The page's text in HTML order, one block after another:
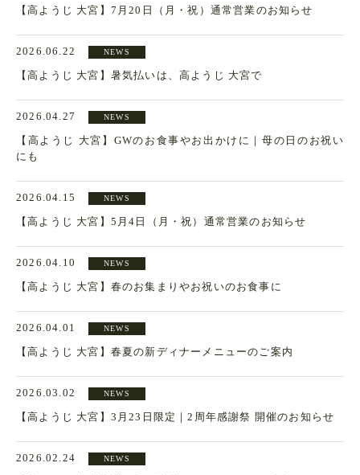
【高ようじ 大宮】7月20日（月・祝）通常営業のお知らせ
2026.06.22 NEWS
【高ようじ 大宮】暑気払いは、高ようじ 大宮で
2026.04.27 NEWS
【高ようじ 大宮】GWのお食事やお出かけに｜母の日のお祝い
にも
2026.04.15 NEWS
【高ようじ 大宮】5月4日（月・祝）通常営業のお知らせ
2026.04.10 NEWS
【高ようじ 大宮】春のお集まりやお祝いのお食事に
2026.04.01 NEWS
【高ようじ 大宮】春夏の新ディナーメニューのご案内
2026.03.02 NEWS
【高ようじ 大宮】3月23日限定｜2周年感謝祭 開催のお知らせ
2026.02.24 NEWS